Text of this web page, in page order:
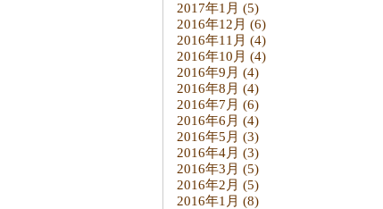
2017年1月 (5)
2016年12月 (6)
2016年11月 (4)
2016年10月 (4)
2016年9月 (4)
2016年8月 (4)
2016年7月 (6)
2016年6月 (4)
2016年5月 (3)
2016年4月 (3)
2016年3月 (5)
2016年2月 (5)
2016年1月 (8)